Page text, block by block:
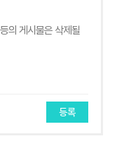
등록